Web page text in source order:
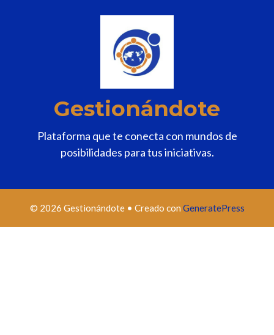
Gestionándote
Plataforma que te conecta con mundos de
posibilidades para tus iniciativas.
© 2026 Gestionándote• Creado con GeneratePress